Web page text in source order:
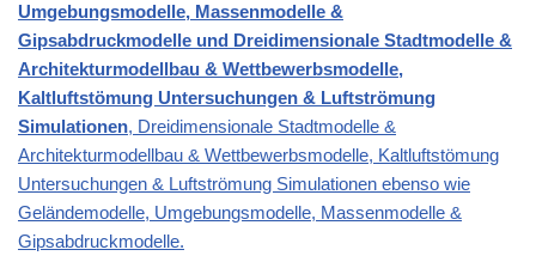
Umgebungsmodelle, Massenmodelle &
Gipsabdruckmodelle und Dreidimensionale Stadtmodelle &
Architekturmodellbau & Wettbewerbsmodelle,
Kaltluftstömung Untersuchungen & Luftströmung
Simulationen, Dreidimensionale Stadtmodelle &
Architekturmodellbau & Wettbewerbsmodelle, Kaltluftstömung
Untersuchungen & Luftströmung Simulationen ebenso wie
Geländemodelle, Umgebungsmodelle, Massenmodelle &
Gipsabdruckmodelle.